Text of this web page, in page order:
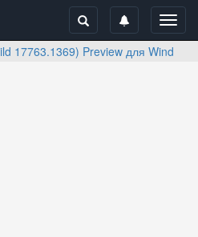
17763.1369) Preview для Windows